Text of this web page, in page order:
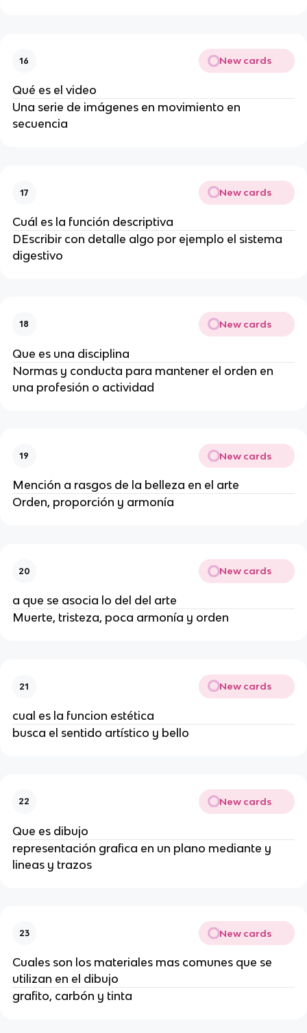
16 New cards
Qué es el video
Una serie de imágenes en movimiento en
secuencia
17 New cards
Cuál es la función descriptiva
DEscribir con detalle algo por ejemplo el sistema
digestivo
18 New cards
Que es una disciplina
Normas y conducta para mantener el orden en
una profesión o actividad
19 New cards
Mención a rasgos de la belleza en el arte
Orden, proporción y armonía
20 New cards
a que se asocia lo del del arte
Muerte, tristeza, poca armonía y orden
21 New cards
cual es la funcion estética
busca el sentido artístico y bello
22 New cards
Que es dibujo
representación grafica en un plano mediante y
lineas y trazos
23 New cards
Cuales son los materiales mas comunes que se
utilizan en el dibujo
grafito, carbón y tinta